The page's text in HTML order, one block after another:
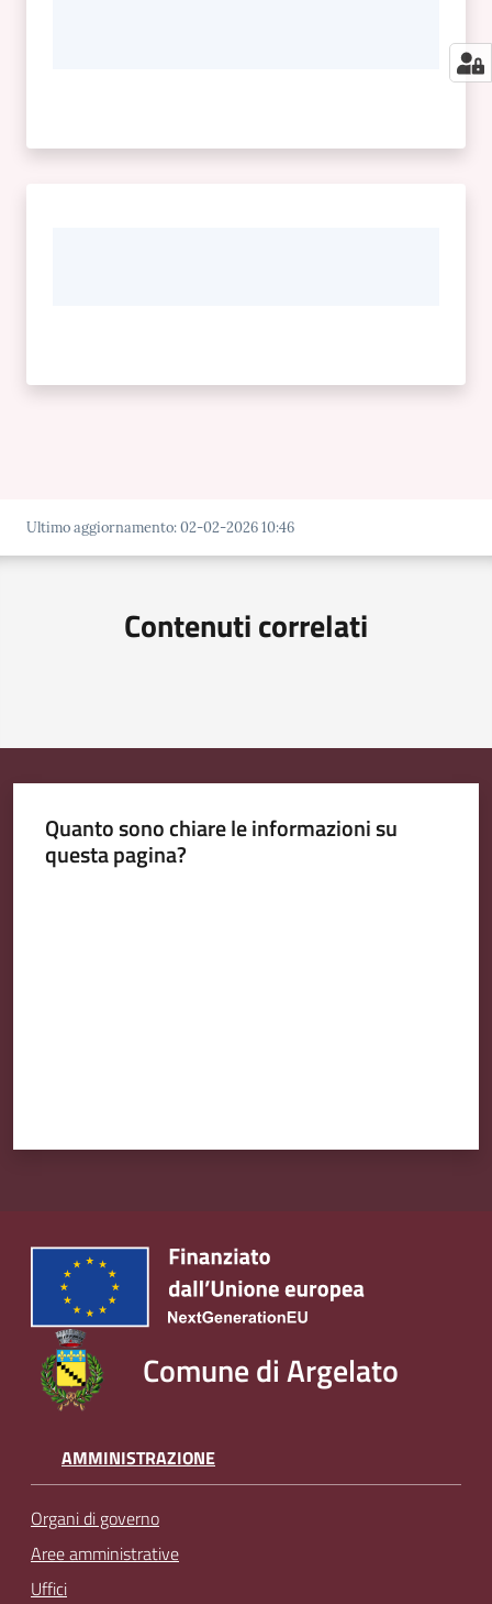
Ultimo aggiornamento:02-02-2026 10:46
Contenuti correlati
Quanto sono chiare le informazioni su
questa pagina?
Comune di Argelato
AMMINISTRAZIONE
Organi di governo
Aree amministrative
Uffici